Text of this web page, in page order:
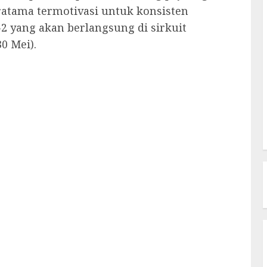
termotivasi untuk konsisten
yang akan berlangsung di sirkuit
Mei).